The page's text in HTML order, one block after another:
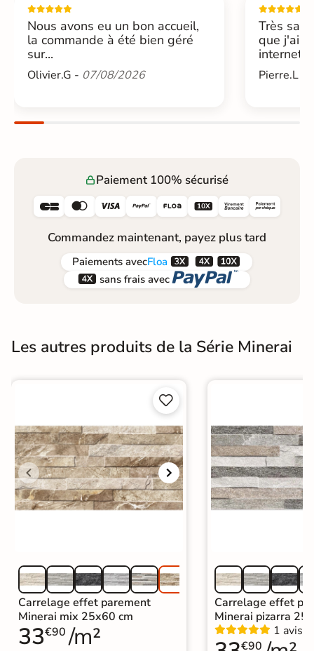
Nous avons eu un bon accueil,
la commande à été bien géré
sur...
Olivier.G - 07/08/2026
Très
que j'ai
internet....
Pierre.L -
Paiement 100% sécurisé
     
Commandez maintenant, payez plus tard
Paiements avecFloa  
 sans frais avec 
Les autres produits de la Série Minerai


Carrelage effet parement
Minerai mix 25x60 cm
33€90 /m²
Carrelage effet
Minerai pizarra
1 avis
€90